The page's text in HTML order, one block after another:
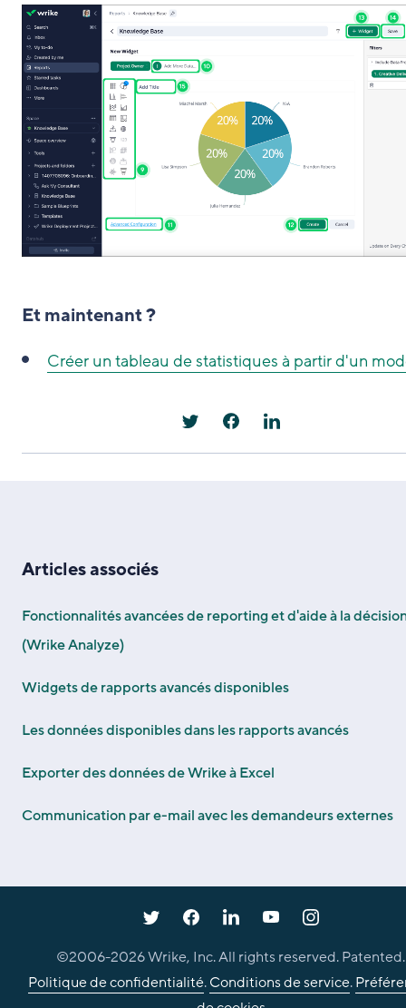
Et maintenant ?
Créer un tableau de statistiques à partir d'un
Articles associés
Fonctionnalités avancées de reporting et d'aide à la
(Wrike Analyze)
Widgets de rapports avancés disponibles
Les données disponibles dans les rapports avancés
Exporter des données de Wrike à Excel
Communication par e-mail avec les demandeurs externes
©2006-2026Wrike, Inc. All rights reserved. Patented.
Politique de confidentialité.Conditions de service.